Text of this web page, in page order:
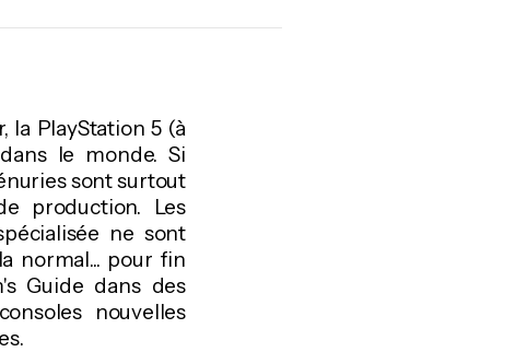
la PlayStation 5 (à
le monde. Si
sont surtout
production. Les
ne sont
normal... pour fin
Guide dans des
nouvelles